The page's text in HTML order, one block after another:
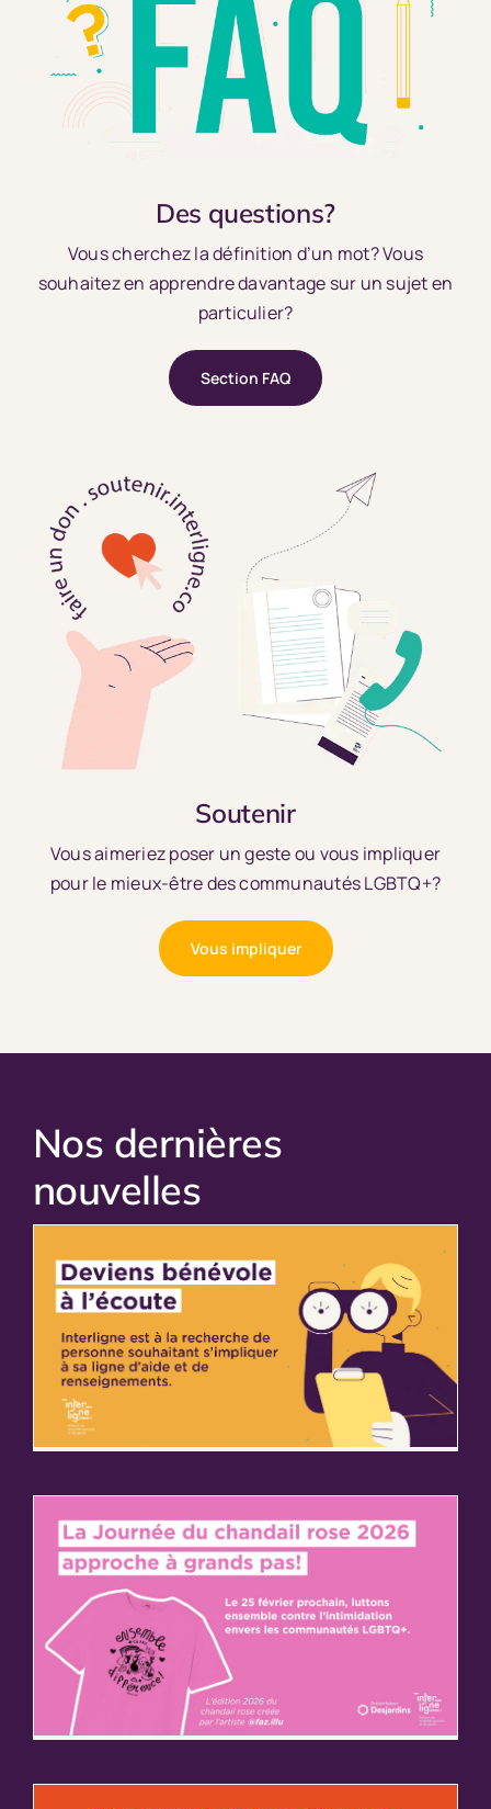
Des questions?
Vous cherchez la définition d’un mot? Vous
souhaitez en apprendre davantage sur un sujet en
particulier?
Section FAQ
Soutenir
Vous aimeriez poser un geste ou vous impliquer
pour le mieux-être des communautés LGBTQ+?
Vous impliquer
Nos dernières
nouvelles